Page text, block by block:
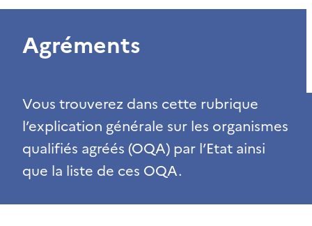
Agréments
Vous trouverez dans cette rubrique
l’explication générale sur les organismes
qualifiés agréés (OQA) par l’Etat ainsi
que la liste de ces OQA.